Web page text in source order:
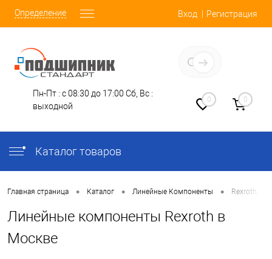
Определение Вход Регистрация
Пн-Пт : с 08:30 до 17:00 Сб, Вс :
выходной
0 0
Каталог товаров
Главная страница • Каталог • Линейные Компоненты • Rexroth
Линейные компоненты Rexroth в
Москве